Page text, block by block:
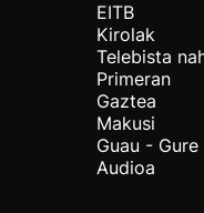
EITB
Kirolak
Telebista
Primeran
Gaztea
Makusi
Guau - Gure
Audioa